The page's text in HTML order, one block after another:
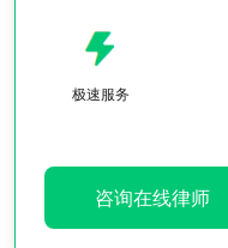
极速服务
咨询在线律师